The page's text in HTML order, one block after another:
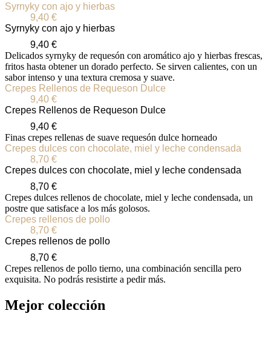
Syrnyky con ajo y hierbas
9,40€
Syrnyky con ajo y hierbas
9,40€
Delicados syrnyky de requesón con aromático ajo y hierbas frescas,
fritos hasta obtener un dorado perfecto. Se sirven calientes, con un
sabor intenso y una textura cremosa y suave.
Crepes Rellenos de Requeson Dulce
9,40€
Crepes Rellenos de Requeson Dulce
9,40€
Finas crepes rellenas de suave requesón dulce horneado
Crepes dulces con chocolate, miel y leche condensada
8,70€
Crepes dulces con chocolate, miel y leche condensada
8,70€
Crepes dulces rellenos de chocolate, miel y leche condensada, un
postre que satisface a los más golosos.
Crepes rellenos de pollo
8,70€
Crepes rellenos de pollo
8,70€
Crepes rellenos de pollo tierno, una combinación sencilla pero
exquisita. No podrás resistirte a pedir más.
Mejor colección